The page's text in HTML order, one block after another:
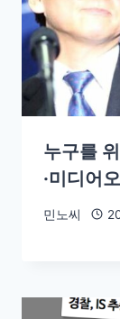
누구를
·미디어
민노씨